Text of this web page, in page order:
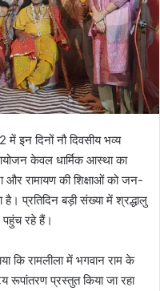
इन दिनों नौ दिवसीय भव्य
केवल धार्मिक आस्था का
और रामायण की शिक्षाओं को जन-
प्रतिदिन बड़ी संख्या में श्रद्धालु
रहे हैं।
कि रामलीला में भगवान राम के
प्रस्तुत किया जा रहा